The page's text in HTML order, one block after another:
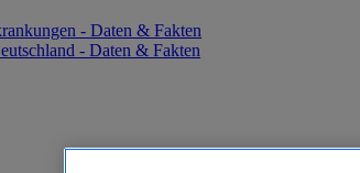
- Daten & Fakten
- Daten & Fakten